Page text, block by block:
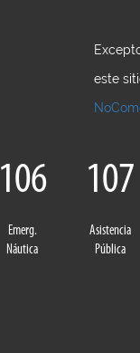
este
106
Emerg.
Náutica
107
Asistencia
Pública